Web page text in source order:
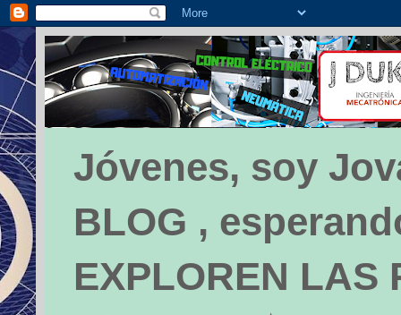
Jóvenes, soy
BLOG ,
EXPLOREN LAS